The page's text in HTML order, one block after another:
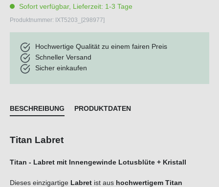
Sofort verfügbar, Lieferzeit: 1-3 Tage
Produktnummer: IXT5203_[298977]
Hochwertige Qualität zu einem fairen Preis
Schneller Versand
Sicher einkaufen
BESCHREIBUNG PRODUKTDATEN
Titan Labret
Titan - Labret mit Innengewinde Lotusblüte + Kristall
Dieses einzigartige Labret ist aus hochwertigem Titan